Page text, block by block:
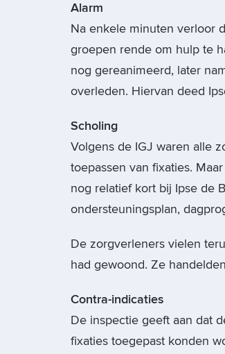
Alarm
Na enkele minuten verloor
groepen rende om hulp te
nog gereanimeerd, later
overleden. Hiervan deed
Scholing
Volgens de IGJ waren alle
toepassen van fixaties.
nog relatief kort bij Ipse de
ondersteuningsplan,
De zorgverleners vielen
had gewoond. Ze
Contra-indicaties
De inspectie geeft aan dat
fixaties toegepast konden